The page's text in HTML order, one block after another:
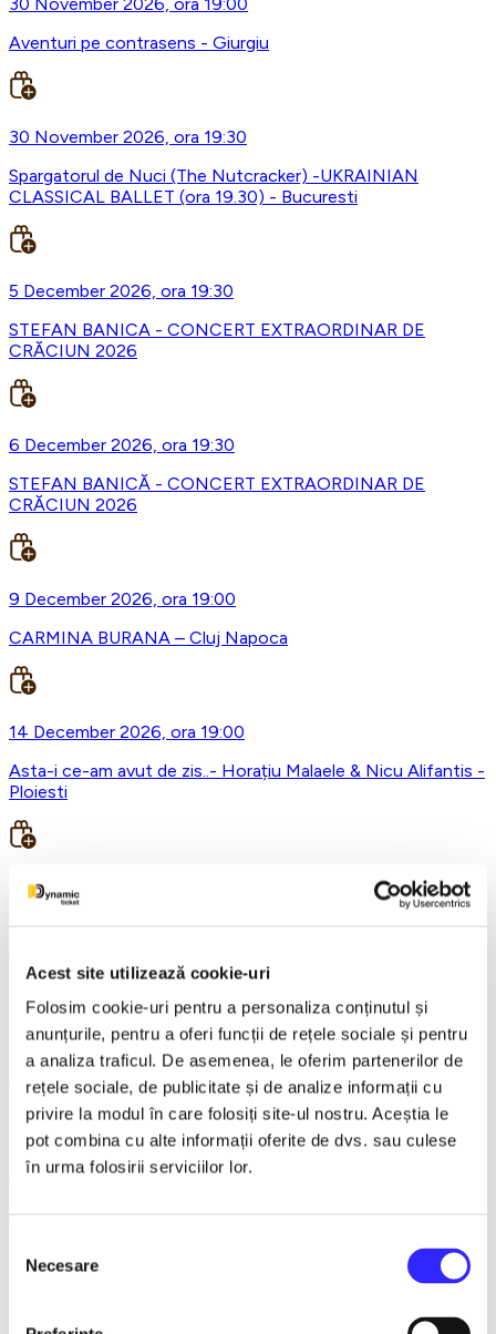
Acest site utilizează cookie-uri
Folosim cookie-uri pentru a personaliza conținutul și
anunțurile, pentru a oferi funcții de rețele sociale și pentru
a analiza traficul. De asemenea, le oferim partenerilor de
rețele sociale, de publicitate și de analize informații cu
privire la modul în care folosiți site-ul nostru. Aceștia le
pot combina cu alte informații oferite de dvs. sau culese
în urma folosirii serviciilor lor.
consimțământului
Necesare
Aventuri pe contrasens - Giurgiu
30 November 2026, ora 19:30
Spargatorul de Nuci (The Nutcracker) -UKRAINIAN
CLASSICAL BALLET (ora 19.30) - Bucuresti
5 December 2026, ora 19:30
STEFAN BANICA - CONCERT EXTRAORDINAR DE
CRĂCIUN 2026
6 December 2026, ora 19:30
STEFAN BANICĂ - CONCERT EXTRAORDINAR DE
CRĂCIUN 2026
9 December 2026, ora 19:00
CARMINA BURANA – Cluj Napoca
14 December 2026, ora 19:00
Asta-i ce-am avut de zis..- Horațiu Malaele & Nicu Alifantis -
Ploiesti
21 December 2026, ora 20:00
18 January 2027, ora 19:00
AVENTURI PE CONTRASENS - Constanta
9 February 2027, ora 19:30
22 March 2027, ora 19:30